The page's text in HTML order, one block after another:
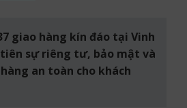
giao hàng kín đáo tại Vinh
sự riêng tư, bảo mật và
an toàn cho khách